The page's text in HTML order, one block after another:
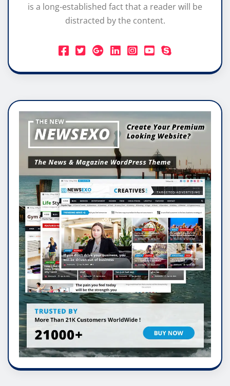
is a long-established fact that a reader will be
distracted by the content.